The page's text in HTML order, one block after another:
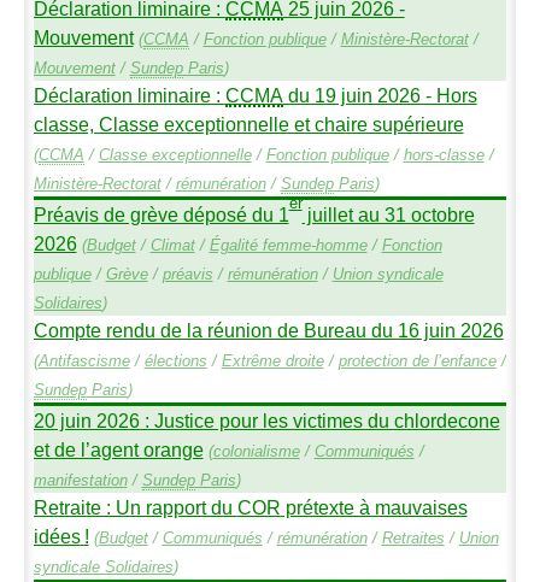
Déclaration liminaire : CCMA 25 juin 2026 -
Mouvement (CCMA / Fonction publique/ Ministère-Rectorat/
Mouvement/ SundepParis)
Déclaration liminaire : CCMAdu 19 juin 2026 - Hors
classe, Classe exceptionnelle et chaire supérieure
(CCMA / Classe exceptionnelle/ Fonction publique/ hors-classe/
Ministère-Rectorat/ rémunération/ SundepParis)
Préavis de grève déposé du 1erjuillet au 31 octobre
2026 (Budget/ Climat/ Égalité femme-homme/ Fonction
publique/ Grève/ préavis / rémunération/ Union syndicale
Solidaires)
Compte rendu de la réunion de Bureau du 16 juin 2026
(Antifascisme/ élections / Extrême droite/ protection de l’enfance/
SundepParis)
20 juin 2026 : Justice pour les victimes du chlordecone
et de l’agent orange (colonialisme/ Communiqués /
manifestation/ SundepParis)
Retraite : Un rapport du COR prétexte à mauvaises
idées ! (Budget/ Communiqués / rémunération/ Retraites / Union
syndicale Solidaires)